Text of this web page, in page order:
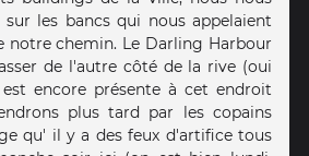
les bancs qui nous appelaient
notre chemin. Le Darling Harbour
de l'autre côté de la rive (oui
encore présente à cet endroit
plus tard par les copains
qu' il y a des feux d'artifice tous